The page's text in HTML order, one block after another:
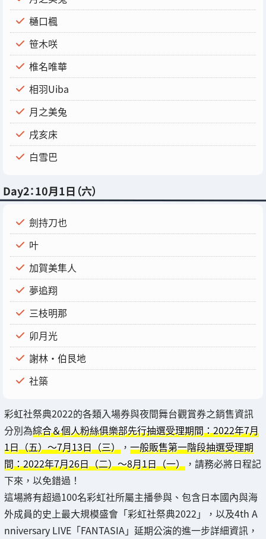
樋口楓
笹木咲
椎名唯華
相羽Uiba
月之美兔
戌亥床
白雪巴
Day2：10月1日（六）
劍持刀也
叶
加賀美隼人
夢追翔
三枝明那
卯月光
謝林・伯艮地
社築
彩虹社祭典2022的各類入場券與夜間舞台觀賞券之銷售資訊
分別為綜合＆個人粉絲俱樂部先行抽選受理期間：2022年7月
1日（五）～7月13日（三） ， 一般販售第一階段抽選受理期
間：2022年7月26日（二）～8月1日（一） ，請務必將日程記
下來，以免錯過！
這場將有超過100名彩虹社所屬主播參與、包含日本國內與海
外成員的史上最大規模盛會「彩虹社祭典2022」，以及4th A
nniversary LIVE「FANTASIA」延期公演的進一步詳細資訊，